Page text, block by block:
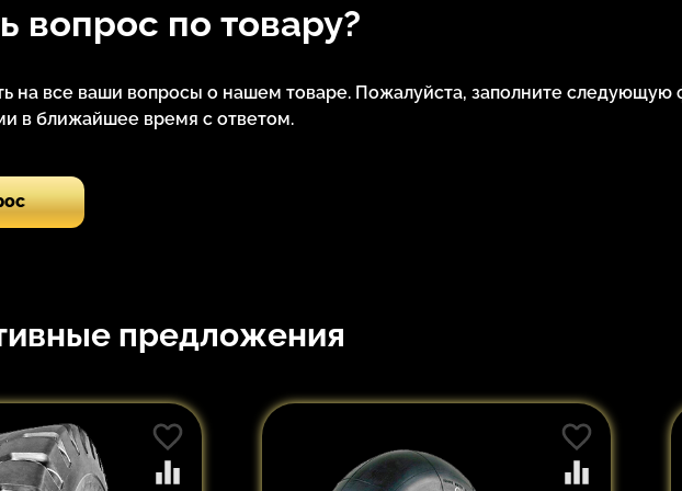
вопрос по товару?
на все ваши вопросы о нашем товаре. Пожалуйста, заполните следующую
в ближайшее время с ответом.
предложения